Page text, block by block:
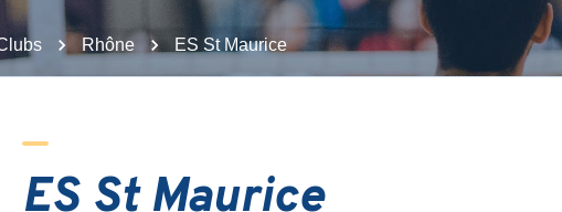
Rhône ES St Maurice
ES St Maurice